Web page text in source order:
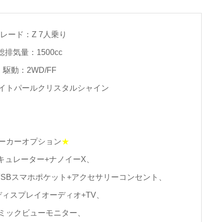
ード：Z 7人乗り
排気量：1500cc
駆動：2WD/FF
トパールクリスタルシャイン
カーオプション★
ュレーター+ナノイーX、
スマホポケット+アクセサリーコンセント、
スプレイオーディオ+TV、
ックビューモニター、